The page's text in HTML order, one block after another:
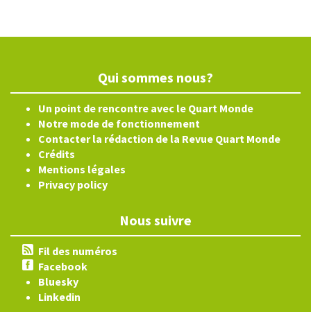
Qui sommes nous?
Un point de rencontre avec le Quart Monde
Notre mode de fonctionnement
Contacter la rédaction de la Revue Quart Monde
Crédits
Mentions légales
Privacy policy
Nous suivre
Fil des numéros
Facebook
Bluesky
Linkedin